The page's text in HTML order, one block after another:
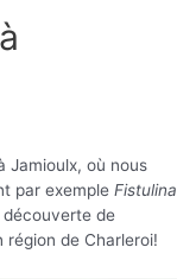
Jamioulx, où nous
par exemple Fistulina
découverte de
région de Charleroi!